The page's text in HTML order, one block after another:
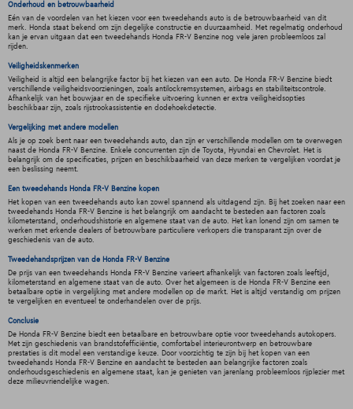
Onderhoud en betrouwbaarheid
Eén van de voordelen van het kiezen voor een tweedehands auto is de betrouwbaarheid van dit
merk. Honda staat bekend om zijn degelijke constructie en duurzaamheid. Met regelmatig onderhoud
kan je ervan uitgaan dat een tweedehands Honda FR-V Benzine nog vele jaren probleemloos zal
rijden.
Veiligheidskenmerken
Veiligheid is altijd een belangrijke factor bij het kiezen van een auto. De Honda FR-V Benzine biedt
verschillende veiligheidsvoorzieningen, zoals antilockremsystemen, airbags en stabiliteitscontrole.
Afhankelijk van het bouwjaar en de specifieke uitvoering kunnen er extra veiligheidsopties
beschikbaar zijn, zoals rijstrookassistentie en dodehoekdetectie.
Vergelijking met andere modellen
Als je op zoek bent naar een tweedehands auto, dan zijn er verschillende modellen om te overwegen
naast de Honda FR-V Benzine. Enkele concurrenten zijn de Toyota, Hyundai en Chevrolet. Het is
belangrijk om de specificaties, prijzen en beschikbaarheid van deze merken te vergelijken voordat je
een beslissing neemt.
Een tweedehands Honda FR-V Benzine kopen
Het kopen van een tweedehands auto kan zowel spannend als uitdagend zijn. Bij het zoeken naar een
tweedehands Honda FR-V Benzine is het belangrijk om aandacht te besteden aan factoren zoals
kilometerstand, onderhoudshistorie en algemene staat van de auto. Het kan lonend zijn om samen te
werken met erkende dealers of betrouwbare particuliere verkopers die transparant zijn over de
geschiedenis van de auto.
Tweedehandsprijzen van de Honda FR-V Benzine
De prijs van een tweedehands Honda FR-V Benzine varieert afhankelijk van factoren zoals leeftijd,
kilometerstand en algemene staat van de auto. Over het algemeen is de Honda FR-V Benzine een
betaalbare optie in vergelijking met andere modellen op de markt. Het is altijd verstandig om prijzen
te vergelijken en eventueel te onderhandelen over de prijs.
Conclusie
De Honda FR-V Benzine biedt een betaalbare en betrouwbare optie voor tweedehands autokopers.
Met zijn geschiedenis van brandstofefficiëntie, comfortabel interieurontwerp en betrouwbare
prestaties is dit model een verstandige keuze. Door voorzichtig te zijn bij het kopen van een
tweedehands Honda FR-V Benzine en aandacht te besteden aan belangrijke factoren zoals
onderhoudsgeschiedenis en algemene staat, kan je genieten van jarenlang probleemloos rijplezier met
deze milieuvriendelijke wagen.